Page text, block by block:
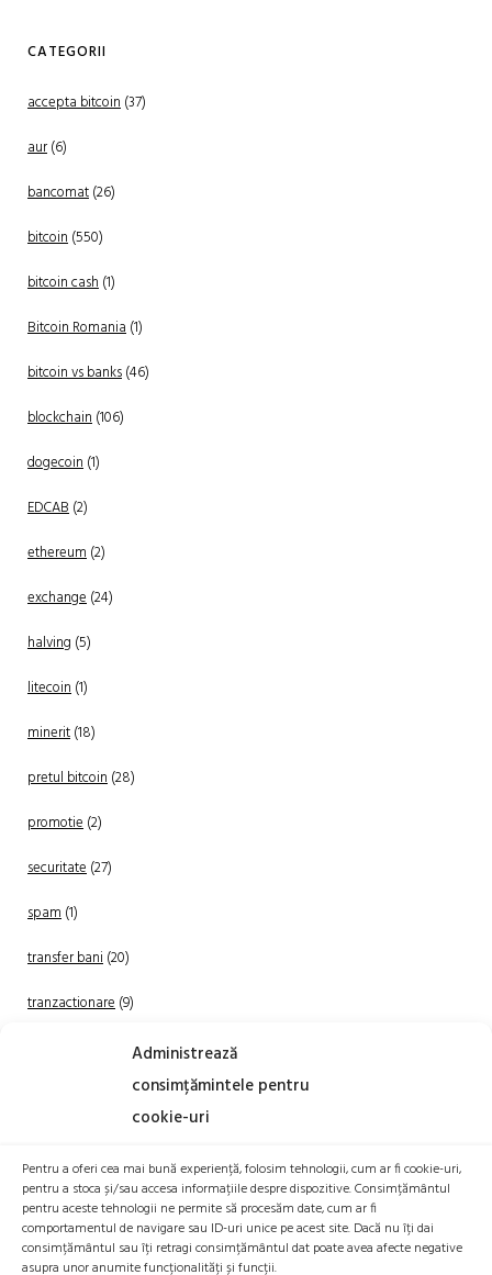
Administrează
consimțămintele pentru
cookie-uri
Pentru a oferi cea mai bună experiență, folosim tehnologii, cum ar fi cookie-uri,
pentru a stoca și/sau accesa informațiile despre dispozitive. Consimțământul
pentru aceste tehnologii ne permite să procesăm date, cum ar fi
comportamentul de navigare sau ID-uri unice pe acest site. Dacă nu îți dai
consimțământul sau îți retragi consimțământul dat poate avea afecte negative
asupra unor anumite funcționalități și funcții.
CATEGORII
accepta bitcoin(37)
aur(6)
bancomat(26)
bitcoin(550)
bitcoin cash(1)
Bitcoin Romania(1)
bitcoin vs banks(46)
blockchain(106)
dogecoin(1)
EDCAB(2)
ethereum(2)
exchange(24)
halving (5)
litecoin(1)
minerit(18)
pretul bitcoin(28)
promotie(2)
securitate(27)
spam(1)
transfer bani(20)
tranzactionare(9)
(20)
TRANZACTIONEAZA